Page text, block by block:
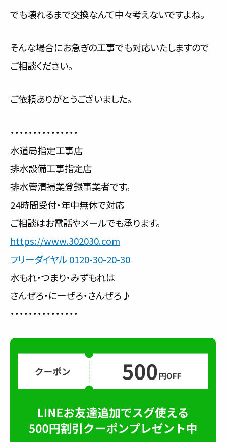
でも壊れるまで交換なんて中々考えないですよね。
そんな場合にお急ぎの工事でも対応いたしますので
ご相談ください。
ご依頼ありがとうございました。
・・・・・・・・・・・・・・・
水道局指定工事店
排水設備工事指定店
排水管清掃業登録事業者です。
24時間受付・年中無休で対応
ご相談はお電話やメールでも承ります。
https://www.302030.com
フリーダイヤル 0120-30-20-30
水もれ・つまり・みずもれは
さんぜろ・にーぜろ・さんぜろ♪
・・・・・・・・・・・・・・・